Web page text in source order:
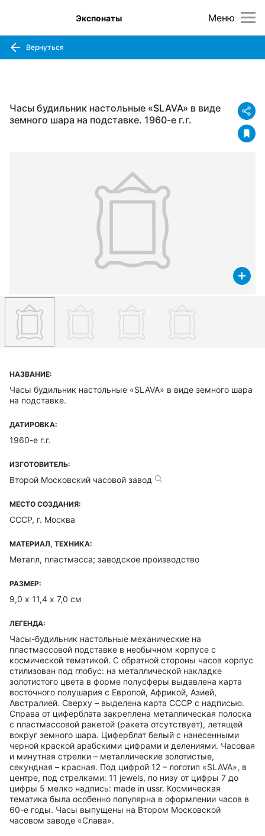
Меню
Экспонаты
Вернуться
Часы будильник настольные «SLAVA» в виде
земного шара на подставке. 1960-е г.г.
НАЗВАНИЕ:
Часы будильник настольные «SLAVA» в виде земного шара
на подставке.
ДАТИРОВКА:
1960-е г.г.
ИЗГОТОВИТЕЛЬ:
Второй Московский часовой завод
МЕСТО СОЗДАНИЯ:
СССР, г. Москва
МАТЕРИАЛ, ТЕХНИКА:
Металл, пластмасса; заводское производство
РАЗМЕР:
9,0 х 11,4 х 7,0 см
ЛЕГЕНДА:
Часы-будильник настольные механические на
пластмассовой подставке в необычном корпусе с
космической тематикой. С обратной стороны часов корпус
стилизован под глобус: на металлической накладке
золотистого цвета в форме полусферы выдавлена карта
восточного полушария с Европой, Африкой, Азией,
Австралией. Сверху – выделена карта СССР с надписью.
Справа от циферблата закреплена металлическая полоска
с пластмассовой ракетой (ракета отсутствует), летящей
вокруг земного шара. Циферблат белый с нанесенными
черной краской арабскими цифрами и делениями. Часовая
и минутная стрелки – металлические золотистые,
секундная – красная. Под цифрой 12 – логотип «SLAVA», в
центре, под стрелками: 11 jewels, по низу от цифры 7 до
цифры 5 мелко надпись: made in ussr. Космическая
тематика была особенно популярна в оформлении часов в
60-е годы. Часы выпущены на Втором Московской
часовом заводе «Слава».